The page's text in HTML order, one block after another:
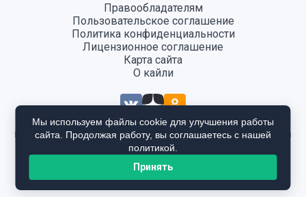
Правообладателям
Пользовательское соглашение
Политика конфиденциальности
Лицензионное соглашение
Карта сайта
О кайли
Информация, размещенная на сайте, не является публичной офертой
и предоставляется в ознакомительных целях. Для получения
подробной информации общайтесь в отдел продаж застройщика.
Мы используем файлы cookie для улучшения работы
сайта. Продолжая работу, вы соглашаетесь с нашей
политикой.
Принять